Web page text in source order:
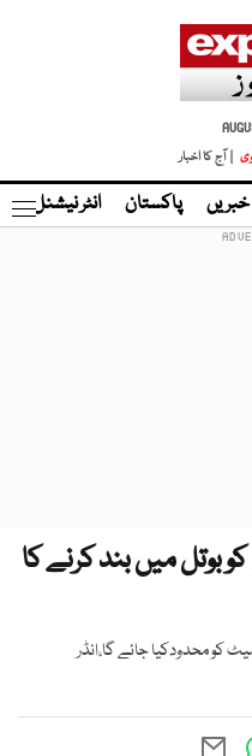
| آج کا اخبار
پاکستان انٹر نیشنل
بوتل میں بند کرنے کا
کو محدودکیا جائے گا،انڈر